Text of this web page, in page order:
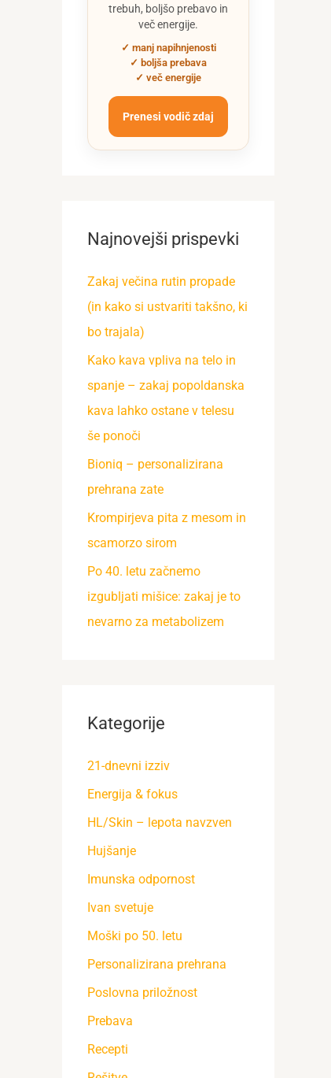
trebuh, boljšo prebavo in
več energije.
✓ manj napihnjenosti
✓ boljša prebava
✓ več energije
Prenesi vodič zdaj
Najnovejši prispevki
Zakaj večina rutin propade
(in kako si ustvariti takšno, ki
bo trajala)
Kako kava vpliva na telo in
spanje – zakaj popoldanska
kava lahko ostane v telesu
še ponoči
Bioniq – personalizirana
prehrana zate
Krompirjeva pita z mesom in
scamorzo sirom
Po 40. letu začnemo
izgubljati mišice: zakaj je to
nevarno za metabolizem
Kategorije
21-dnevni izziv
Energija & fokus
HL/Skin – lepota navzven
Hujšanje
Imunska odpornost
Ivan svetuje
Moški po 50. letu
Personalizirana prehrana
Poslovna priložnost
Prebava
Recepti